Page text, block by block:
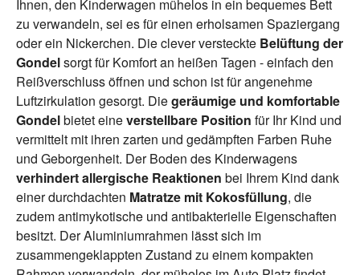
Ihnen, den Kinderwagen mühelos in ein bequemes Bett
zu verwandeln, sei es für einen erholsamen Spaziergang
oder ein Nickerchen. Die clever versteckte Belüftung der
Gondelsorgt für Komfort an heißen Tagen - einfach den
Reißverschluss öffnen und schon ist für angenehme
Luftzirkulation gesorgt. Diegeräumige und komfortable
Gondelbietet eineverstellbare Position für Ihr Kind und
vermittelt mit ihren zarten und gedämpften Farben Ruhe
und Geborgenheit. Der Boden des Kinderwagens
verhindert allergische Reaktionen bei Ihrem Kind dank
einer durchdachten Matratze mit Kokosfüllung, die
zudem antimykotische und antibakterielle Eigenschaften
besitzt. Der Aluminiumrahmen lässt sich im
zusammengeklappten Zustand zu einem kompakten